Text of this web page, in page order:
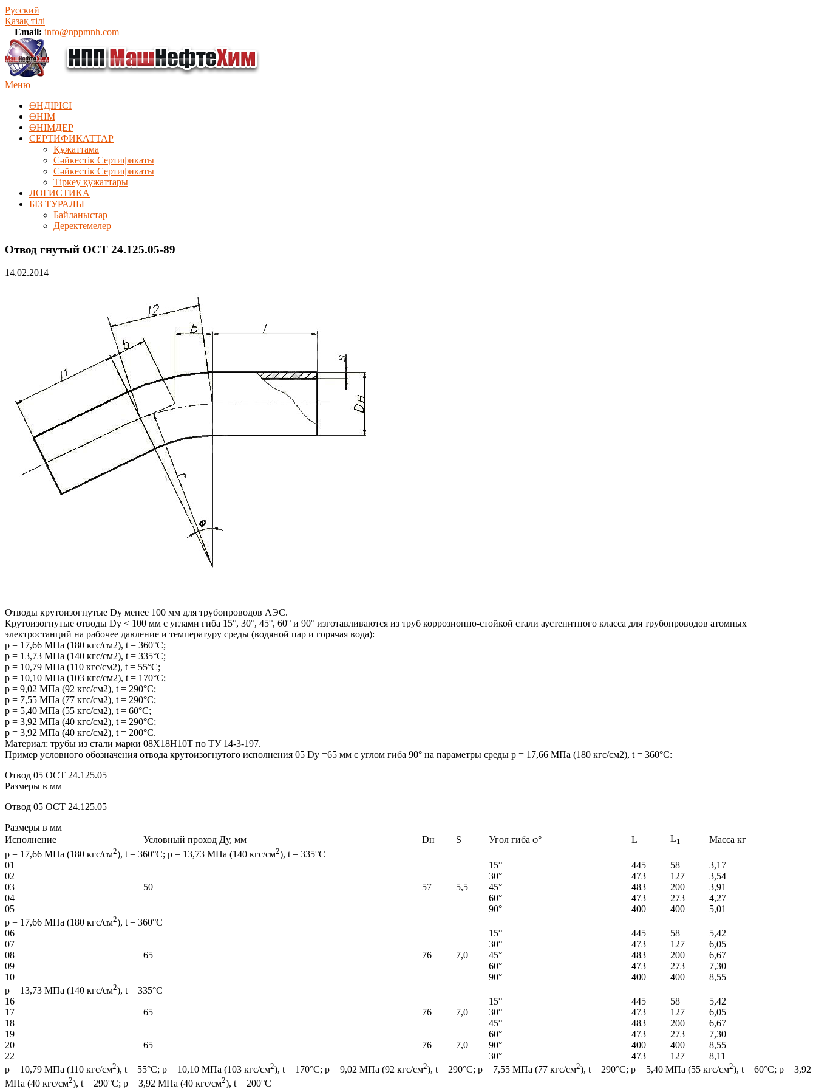
Русский
Қазақ тілі
Email: info@nppmnh.com
Меню
ӨНДІРІСІ
ӨНІМ
ӨHIМДЕР
СЕРТИФИКАТТАР
Құжаттама
Сәйкестік Сертификаты
Сәйкестік Сертификаты
Тіркеу құжаттары
ЛОГИСТИКА
БІЗ ТУРАЛЫ
Байланыстар
Деректемелер
Отвод гнутый ОСТ 24.125.05-89
14.02.2014
Отводы крутоизогнутые Dy менее 100 мм для трубопроводов АЭС.
Крутоизогнутые отводы Dy < 100 мм с углами гиба 15°, 30°, 45°, 60° и 90° изготавливаются из труб коррозионно-стойкой стали аустенитного класса для трубопроводов атомных
электростанций на рабочее давление и температуру среды (водяной пар и горячая вода):
р = 17,66 МПа (180 кгс/см2), t = 360°С;
р = 13,73 МПа (140 кгс/см2), t = 335°С;
р = 10,79 МПа (110 кгс/см2), t = 55°С;
р = 10,10 МПа (103 кгс/см2), t = 170°С;
р = 9,02 МПа (92 кгс/см2), t = 290°С;
р = 7,55 МПа (77 кгс/см2), t = 290°С;
р = 5,40 МПа (55 кгс/см2), t = 60°С;
р = 3,92 МПа (40 кгс/см2), t = 290°С;
р = 3,92 МПа (40 кгс/см2), t = 200°С.
Материал: трубы из стали марки 08Х18Н10Т по ТУ 14-3-197.
Пример условного обозначения отвода крутоизогнутого исполнения 05 Dy =65 мм с углом гиба 90° на параметры среды р = 17,66 МПа (180 кгс/см2), t = 360°C:
Отвод 05 ОСТ 24.125.05
Размеры в мм
Отвод 05 ОСТ 24.125.05
Размеры в мм
Исполнение
Условный проход Ду, мм Dн S Угол гиба φ° L L1
Масса кг
р = 17,66 МПа (180 кгс/см2), t = 360°С; р = 13,73 МПа (140 кгс/см2), t = 335°С
01
50 57 5,5
15° 445 58
3,17
02
30° 473 127
3,54
03
45° 483 200
3,91
04
60° 473 273
4,27
05
90° 400 400
5,01
р = 17,66 МПа (180 кгс/см2), t = 360°С
06
65 76 7,0
15° 445 58
5,42
07
30° 473 127
6,05
08
45° 483 200
6,67
09
60° 473 273
7,30
10
90° 400 400
8,55
р = 13,73 МПа (140 кгс/см2), t = 335°С
16
65
76 7,0
15° 445 58
5,42
17
30° 473 127
6,05
18
45° 483 200
6,67
19
65
76 7,0
60° 473 273
7,30
20
90° 400 400
8,55
22
30° 473 127
8,11
р = 10,79 МПа (110 кгс/см2), t = 55°С; р = 10,10 МПа (103 кгс/см2), t = 170°С; р = 9,02 МПа (92 кгс/см2), t = 290°С; р = 7,55 МПа (77 кгс/см2), t = 290°С; р = 5,40 МПа (55 кгс/см2), t = 60°С; р = 3,92
МПа (40 кгс/см2), t = 290°С; р = 3,92 МПа (40 кгс/см2), t = 200°С